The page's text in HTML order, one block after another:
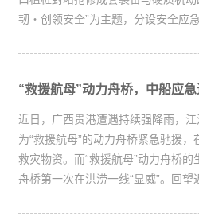
韧・创领安全”为主题，分设安全应
“救援航母”动力舟桥，中船应急
近日，广西贵港遭遇持续强降雨，
为“救援航母”的动力舟桥紧急驰援
救灾物资。而“救援航母”动力舟桥
舟桥第一次在洪涝一线“显威”。回望